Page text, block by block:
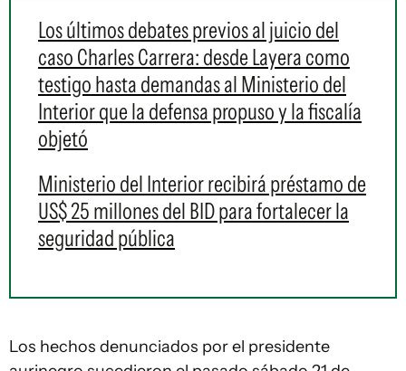
Los últimos debates previos al juicio del
caso Charles Carrera: desde Layera como
testigo hasta demandas al Ministerio del
Interior que la defensa propuso y la fiscalía
objetó
Ministerio del Interior recibirá préstamo de
US$ 25 millones del BID para fortalecer la
seguridad pública
Los hechos denunciados por el presidente